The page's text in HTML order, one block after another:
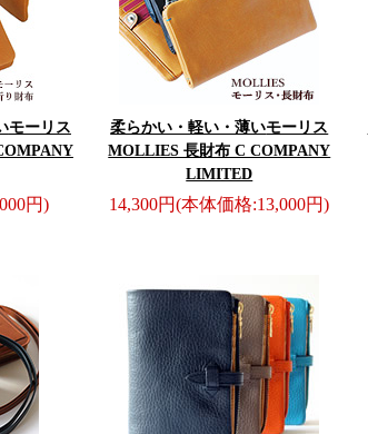
モーリス
円)
柔らかい・軽い・薄いモーリス
MOLLIES 長財布 C COMPANY
LIMITED
14,300円(本体価格:13,000円)